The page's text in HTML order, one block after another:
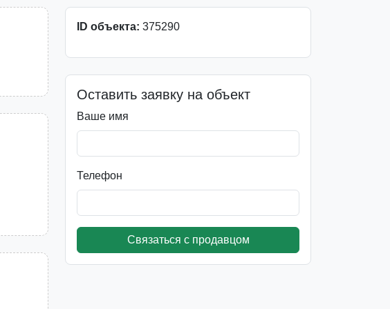
ID объекта: 375290
Оставить заявку на объект
Ваше имя
Телефон
Связаться с продавцом